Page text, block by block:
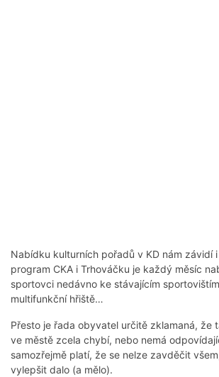
Nabídku kulturních pořadů v KD nám závidí
program CKA i Trhováčku je každý měsíc
sportovci nedávno ke stávajícím
multifunkční hřiště…
Přesto je řada obyvatel určitě zklamaná, že
ve městě zcela chybí, nebo nemá
samozřejmě platí, že se nelze zavděčit
vylepšit dalo (a mělo).